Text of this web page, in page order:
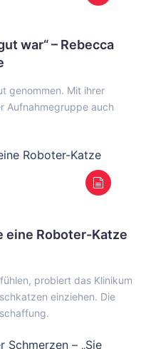
war“ – Rebecca
genommen. Mit ihrer
Aufnahmegruppe auch
eine Roboter-Katze
probiert das Klinikum
einziehen. Die